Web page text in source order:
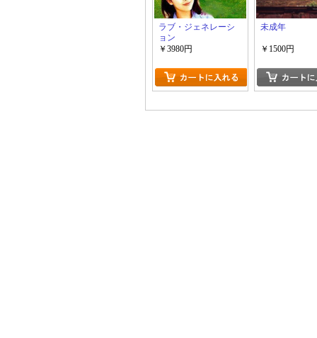
ラブ・ジェネレーシ
ョン
￥3980円
未成年
￥1500円